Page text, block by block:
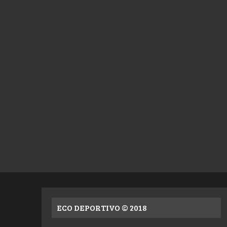
ECO DEPORTIVO © 2018